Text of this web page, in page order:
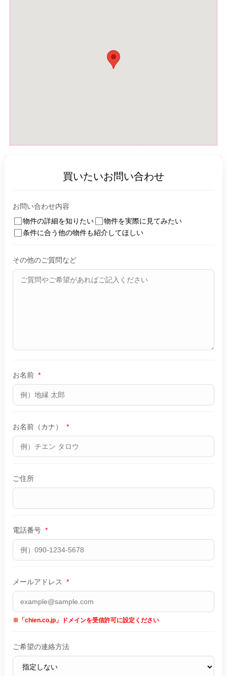
買いたいお問い合わせ
お問い合わせ内容
物件の詳細を知りたい
物件を実際に見てみたい
条件に合う他の物件も紹介してほしい
その他のご質問など
お名前 *
お名前（カナ） *
ご住所
電話番号 *
メールアドレス *
※「chien.co.jp」ドメインを受信許可に設定ください
ご希望の連絡方法